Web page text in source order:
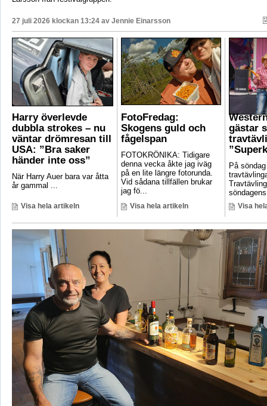
27 juli 2026 klockan 13:24 av Jennie Einarsson
Harry överlevde
dubbla strokes – nu
väntar drömresan till
USA: ”Bra saker
händer inte oss”
När Harry Auer bara var åtta
år gammal ...
Visa hela artikeln
FotoFredag:
Skogens guld och
fågelspan
FOTOKRÖNIKA: Tidigare
denna vecka åkte jag iväg
på en lite längre fotorunda.
Vid sådana tillfällen brukar
jag fö...
Visa hela artikeln
gästar
På
Visa